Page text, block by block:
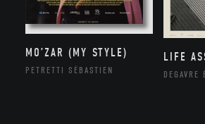
MO’ZAR (MY STYLE)
PETRETTI SÉBASTIEN
LIFE
DEGAVRE